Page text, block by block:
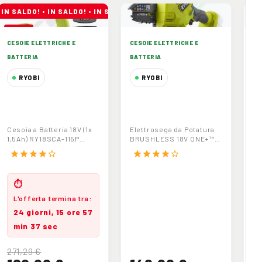
CESOIE ELETTRICHE E
BATTERIA
RYOBI
Ryobi
Cesoia a Batteria 18V (1x
1,5Ah) RY18SCA-115P
starstarstarstarstar_border
⏱
L'offerta termina tra:
24 giorni, 15 ore 57
min 36 sec
271,29 €
CESOIE ELETTRICHE E
BATTERIA
RYOBI
ONE+™ (10 cm)
RY18PSX10A-0
Ryobi
Elettrosega da Potatura
BRUSHLESS 18V ONE+™
Ryobi
starstarstarstarstar_border